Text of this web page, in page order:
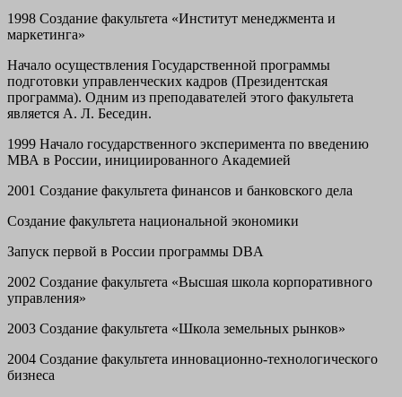
1998 Создание факультета «Институт менеджмента и
маркетинга»
Начало осуществления Государственной программы
подготовки управленческих кадров (Президентская
программа). Одним из преподавателей этого факультета
является А. Л. Беседин.
1999 Начало государственного эксперимента по введению
МВА в России, инициированного Академией
2001 Создание факультета финансов и банковского дела
Создание факультета национальной экономики
Запуск первой в России программы DBA
2002 Создание факультета «Высшая школа корпоративного
управления»
2003 Создание факультета «Школа земельных рынков»
2004 Создание факультета инновационно-технологического
бизнеса